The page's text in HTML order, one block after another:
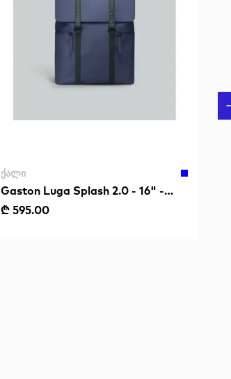
ᲥᲐᲚᲘ
Gaston Luga Splash 2.0 - 16" -
Dark Blue
₾ 595.00